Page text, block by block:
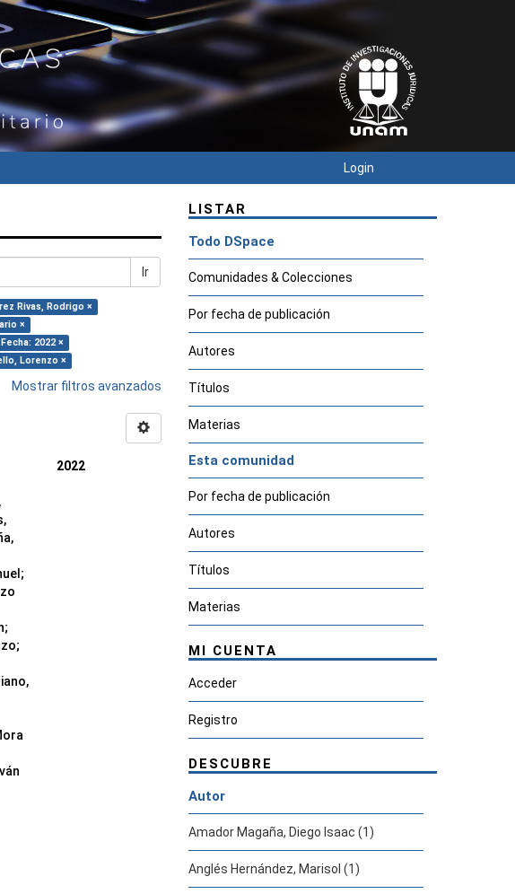
Login
Ir
Rivas, Rodrigo ×
×
Fecha: 2022 ×
Lorenzo ×
Mostrar filtros avanzados
;
;
;
2022
LISTAR
Todo DSpace
Comunidades & Colecciones
Por fecha de publicación
Autores
Títulos
Materias
Esta comunidad
Por fecha de publicación
Autores
Títulos
Materias
MI CUENTA
Acceder
Registro
DESCUBRE
Autor
Amador Magaña, Diego Isaac (1)
Anglés Hernández, Marisol (1)